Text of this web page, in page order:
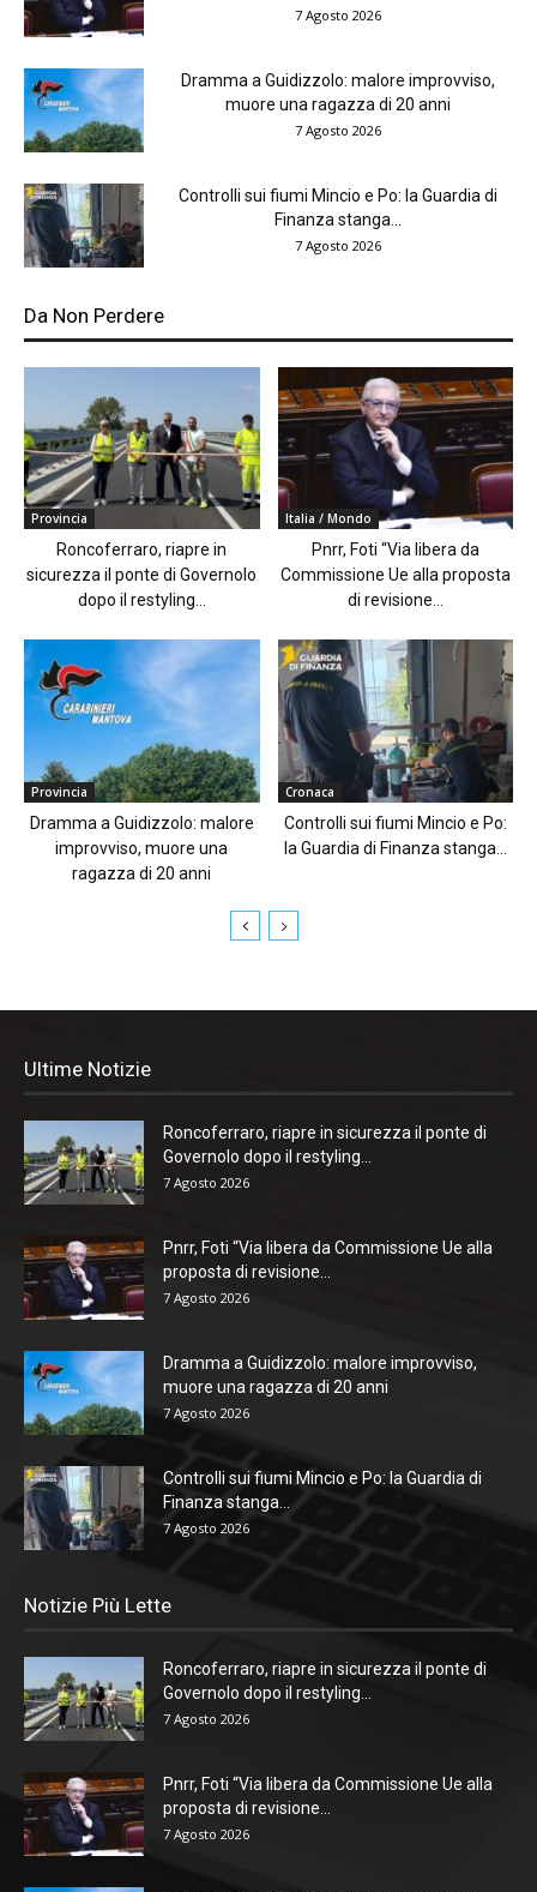
7 Agosto 2026
Dramma a Guidizzolo: malore improvviso,
muore una ragazza di 20 anni
7 Agosto 2026
Controlli sui fiumi Mincio e Po: la Guardia di
Finanza stanga...
7 Agosto 2026
Da Non Perdere
Provincia
Roncoferraro, riapre in
sicurezza il ponte di Governolo
dopo il restyling...
Italia / Mondo
Pnrr, Foti “Via libera da
Commissione Ue alla proposta
di revisione...
Provincia
Dramma a Guidizzolo: malore
improvviso, muore una
ragazza di 20 anni
Cronaca
Controlli sui fiumi Mincio e Po:
la Guardia di Finanza stanga...
Ultime Notizie
Roncoferraro, riapre in sicurezza il ponte di
Governolo dopo il restyling...
7 Agosto 2026
Pnrr, Foti “Via libera da Commissione Ue alla
proposta di revisione...
7 Agosto 2026
Dramma a Guidizzolo: malore improvviso,
muore una ragazza di 20 anni
7 Agosto 2026
Controlli sui fiumi Mincio e Po: la Guardia di
Finanza stanga...
7 Agosto 2026
Notizie Più Lette
Roncoferraro, riapre in sicurezza il ponte di
Governolo dopo il restyling...
7 Agosto 2026
Pnrr, Foti “Via libera da Commissione Ue alla
proposta di revisione...
7 Agosto 2026